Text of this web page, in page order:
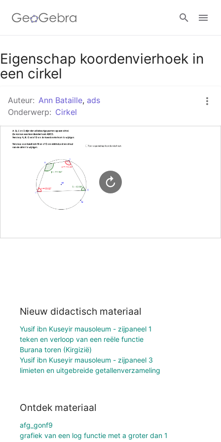
Google Classroom
Aanmelden
Eigenschap koordenvierhoek in
een cirkel
Auteur: Ann Bataille, ads
Onderwerp: Cirkel
Nieuw didactisch materiaal
Yusif ibn Kuseyir mausoleum - zijpaneel 1
teken en verloop van een reële functie
Burana toren (Kirgizië)
Yusif ibn Kuseyir mausoleum - zijpaneel 3
limieten en uitgebreide getallenverzameling
Ontdek materiaal
afg_gonf9
grafiek van een log functie met a groter dan 1